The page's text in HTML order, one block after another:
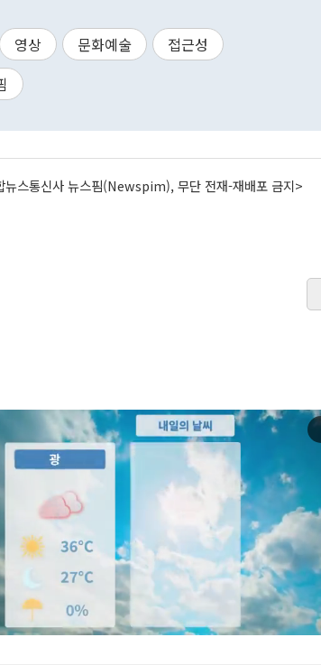
영상 문화예술
접근성
뉴스통신사 뉴스핌(Newspim), 무단 전재-재배포 금지>